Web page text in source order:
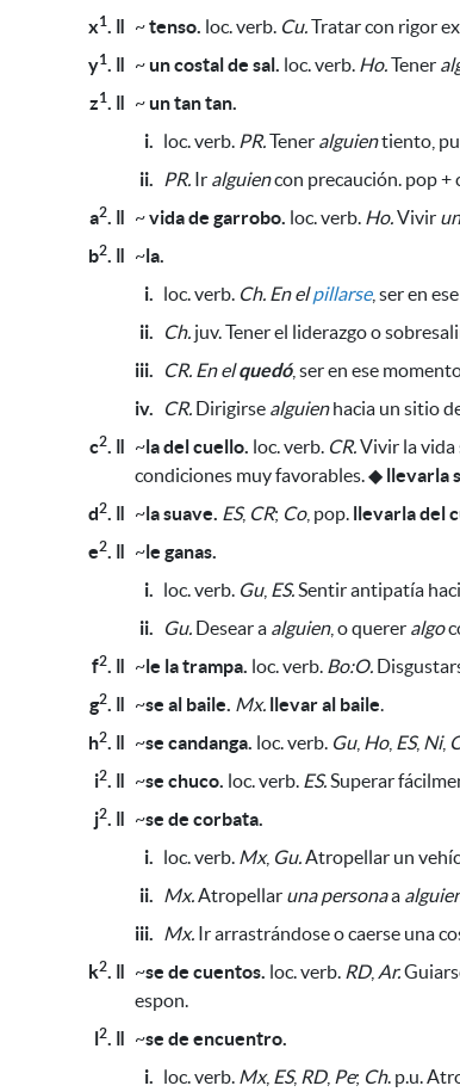
x1. ǁ ~tenso. loc. verb. Cu.Tratar con rigor
y1. ǁ ~un costal de sal. loc. verb. Ho.Tener
z1. ǁ ~un tan tan.
i. loc. verb. PR.Tener alguientiento,
ii.
PR. Ir alguiencon precaución. pop
a2. ǁ ~vida de garrobo. loc. verb. Ho.Vivir
b2. ǁ ~la.
i. loc. verb. Ch. En elpillarse, ser en
ii.
Ch. juv. Tener el liderazgo o
iii.
CR. En elquedó, ser en ese
iv.
CR. Dirigirse alguienhacia un sitio
c2. ǁ ~la del cuello. loc. verb. CR.Vivir la vida
condiciones muy favorables.◆ llevarla
d2. ǁ ~la suave. ES, CR; Co, pop. llevarla del
e2. ǁ ~le ganas.
i. loc. verb. Gu, ES.Sentir antipatía
ii.
Gu. Desear a alguien, o querer algo
f2. ǁ ~le la trampa. loc. verb. Bo:O.
g2. ǁ ~se al baile. Mx. llevar al baile.
h2. ǁ ~se candanga. loc. verb. Gu, Ho, ES, Ni,
i2. ǁ ~se chuco. loc. verb. ES.Superar
j2. ǁ ~se de corbata.
i. loc. verb. Mx, Gu.Atropellar un
ii. Mx.Atropellar una personaa
iii. Mx. Ir arrastrándose o caerse una
k2. ǁ ~se de cuentos. loc. verb. RD, Ar.
espon.
l2. ǁ ~se de encuentro.
i. loc. verb. Mx, ES, RD, Pe; Ch. p.u.